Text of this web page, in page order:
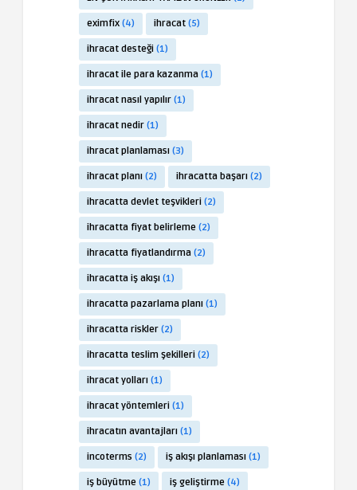
eximfix (4) ihracat (5)
ihracat desteği (1)
ihracat ile para kazanma (1)
ihracat nasıl yapılır (1)
ihracat nedir (1)
ihracat planlaması (3)
ihracat planı (2) ihracatta başarı (2)
ihracatta devlet teşvikleri (2)
ihracatta fiyat belirleme (2)
ihracatta fiyatlandırma (2)
ihracatta iş akışı (1)
ihracatta pazarlama planı (1)
ihracatta riskler (2)
ihracatta teslim şekilleri (2)
ihracat yolları (1)
ihracat yöntemleri (1)
ihracatın avantajları (1)
incoterms (2) iş akışı planlaması (1)
iş büyütme (1) iş geliştirme (4)